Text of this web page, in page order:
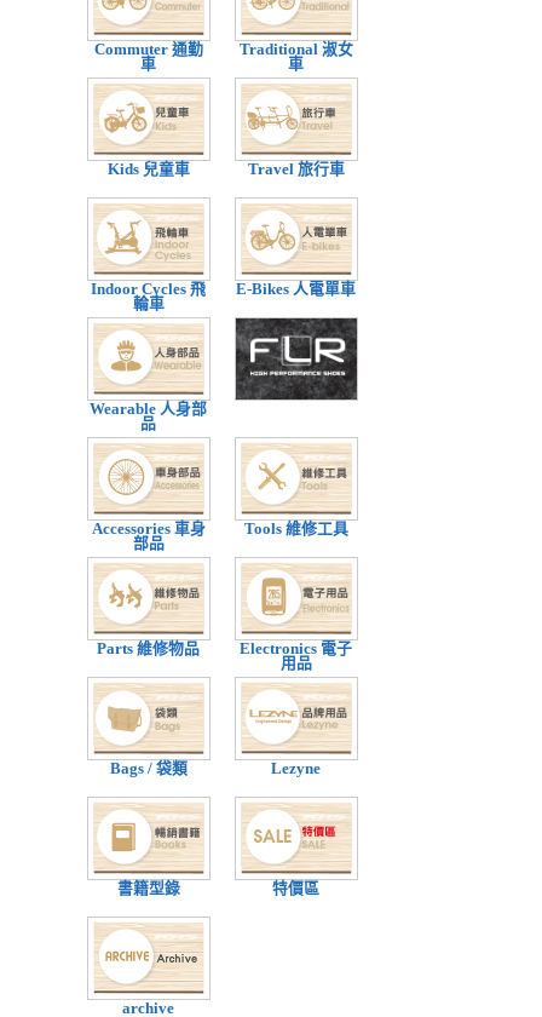
Commuter 通勤
車
Traditional 淑女
車
Kids 兒童車 Travel 旅行車
Indoor Cycles 飛
輪車
E-Bikes 人電單車
Wearable 人身部
品
Accessories 車身
部品
Tools 維修工具
Parts 維修物品
Electronics 電子
用品
Bags / 袋類 Lezyne
書籍型錄 特價區
archive